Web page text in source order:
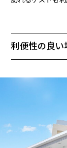
利便性の良い